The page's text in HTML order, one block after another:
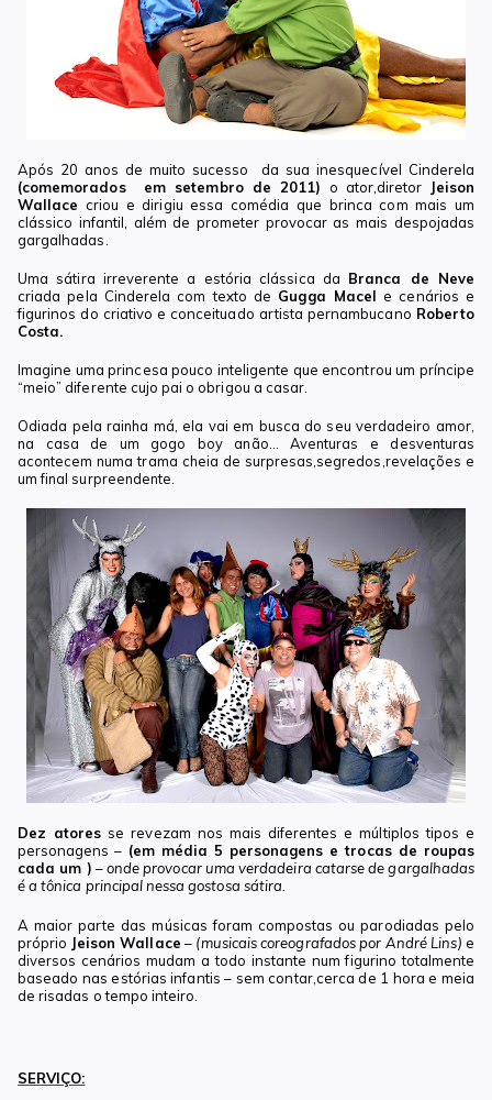
Após 20 anos de muito sucesso da sua inesquecível Cinderela
(comemorados em setembro de 2011) o ator,diretor
Jeison
Wallace criou e dirigiu essa comédia que brinca com mais um
clássico infantil, além de prometer provocar as mais despojadas
gargalhadas.
Uma sátira irreverente a estória clássica da Branca de Neve
criada pela Cinderela com texto de Gugga Macel e cenários e
figurinos do criativo e conceituado artista pernambucano Roberto
Costa.
Imagine uma princesa pouco inteligente que encontrou um príncipe
“meio” diferente cujo pai o obrigou a casar.
Odiada pela rainha má, ela vai em busca do seu verdadeiro amor,
na casa de um gogo boy anão… Aventuras e desventuras
acontecem numa trama cheia de surpresas,segredos,revelações e
um final surpreendente.
Dez atores se revezam nos mais diferentes e múltiplos tipos e
personagens – (em média 5 personagens e trocas de roupas
cada um ) –onde provocar uma verdadeira catarse de gargalhadas
é a tônica principal nessa gostosa sátira.
A maior parte das músicas foram compostas ou parodiadas pelo
próprio Jeison Wallace – (musicais coreografados por André Lins) e
diversos cenários mudam a todo instante num figurino totalmente
baseado nas estórias infantis – sem contar,cerca de 1 hora e meia
de risadas o tempo inteiro.
SERVIÇO: